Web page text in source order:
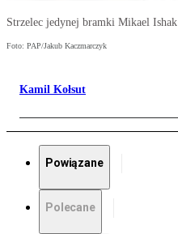
Strzelec jedynej bramki Mikael Ishak
Foto: PAP/Jakub Kaczmarczyk
Kamil Kołsut
Powiązane
Polecane